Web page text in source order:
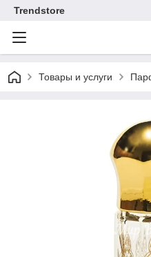
Trendstore
Товары и услуги